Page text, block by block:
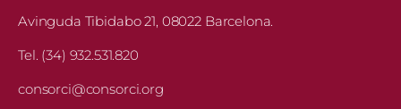
Avinguda Tibidabo 21, 08022 Barcelona.
Tel. (34) 932.531.820
consorci@consorci.org